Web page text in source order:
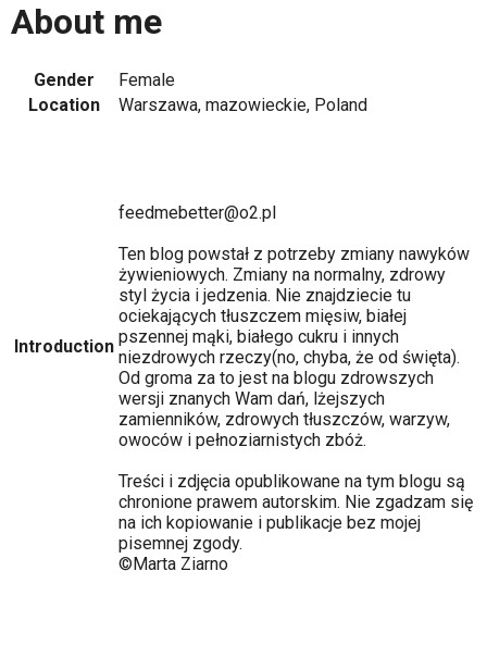
About me
Gender
Female
Location
Warszawa, mazowieckie, Poland
Introduction
feedmebetter@o2.pl
Ten blog powstał z potrzeby zmiany nawyków
żywieniowych. Zmiany na normalny, zdrowy
styl życia i jedzenia. Nie znajdziecie tu
ociekających tłuszczem mięsiw, białej
pszennej mąki, białego cukru i innych
niezdrowych rzeczy(no, chyba, że od święta).
Od groma za to jest na blogu zdrowszych
wersji znanych Wam dań, lżejszych
zamienników, zdrowych tłuszczów, warzyw,
owoców i pełnoziarnistych zbóż.
Treści i zdjęcia opublikowane na tym blogu są
chronione prawem autorskim. Nie zgadzam się
na ich kopiowanie i publikacje bez mojej
pisemnej zgody.
©Marta Ziarno